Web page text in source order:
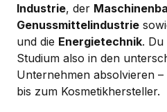
Industrie, der
Genussmittelindustrie
und die Energietechnik. Du
Studium also in den
Unternehmen absolvieren
bis zum Kosmetikhersteller.